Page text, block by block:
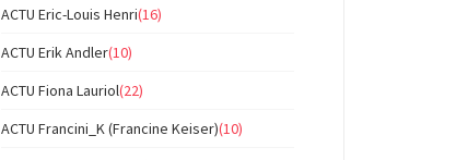
ACTU Eric-Louis Henri(16)
ACTU Erik Andler(10)
ACTU Fiona Lauriol(22)
ACTU Francini_K (Francine Keiser)(10)